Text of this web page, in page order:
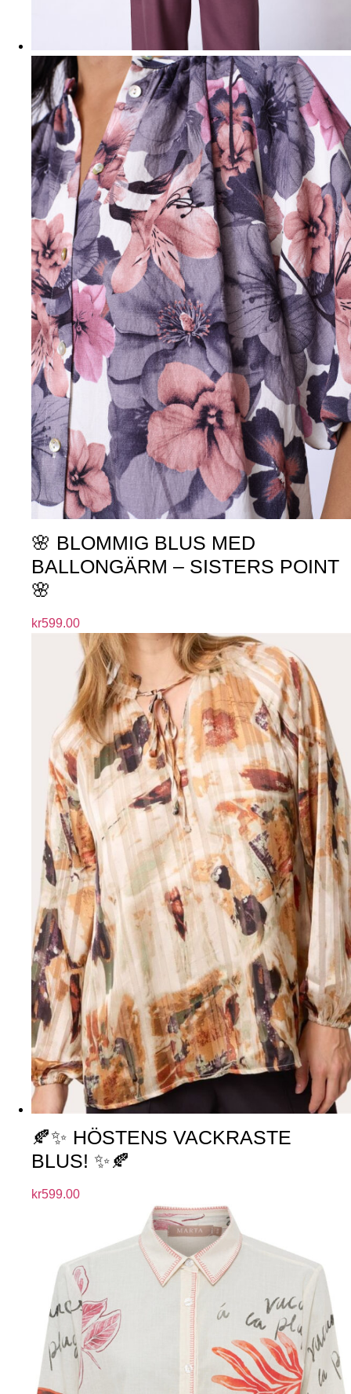
🌸 BLOMMIG BLUS MED
BALLONGÄRM – SISTERS POINT
🌸
kr599.00
🍂✨ HÖSTENS VACKRASTE
BLUS! ✨🍂
kr599.00